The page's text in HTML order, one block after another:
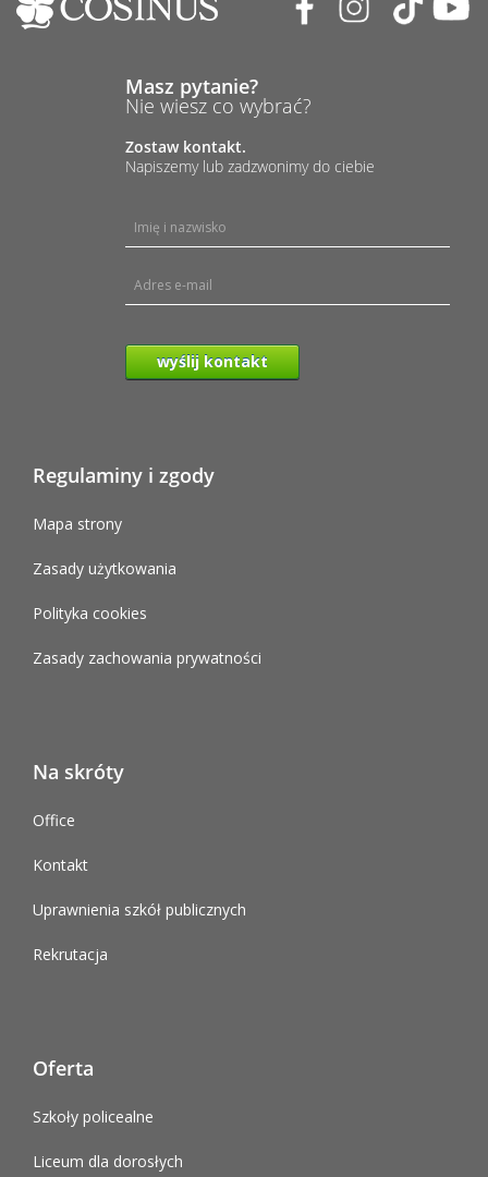
Masz pytanie?
Nie wiesz co wybrać?
Zostaw kontakt.
Napiszemy lub zadzwonimy do ciebie
wyślij kontakt
Regulaminy i zgody
Mapa strony
Zasady użytkowania
Polityka cookies
Zasady zachowania prywatności
Na skróty
Office
Kontakt
Uprawnienia szkół publicznych
Rekrutacja
Oferta
Szkoły policealne
Liceum dla dorosłych